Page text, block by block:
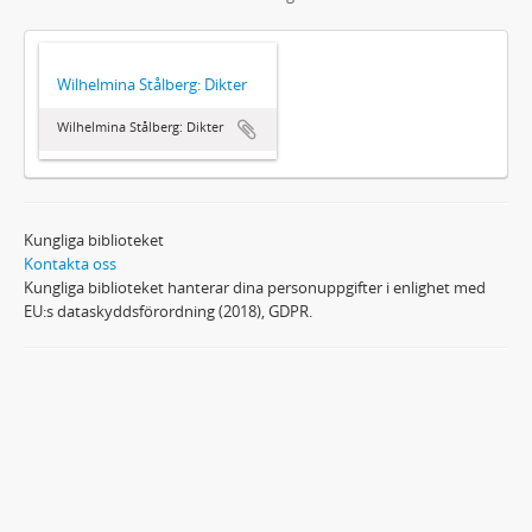
Wilhelmina Stålberg: Dikter
Wilhelmina Stålberg: Dikter
Kungliga biblioteket
Kontakta oss
Kungliga biblioteket hanterar dina personuppgifter i enlighet med
EU:s dataskyddsförordning (2018), GDPR.